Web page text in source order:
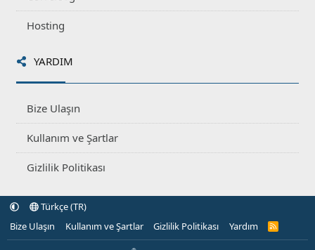
Hosting
YARDIM
Bize Ulaşın
Kullanım ve Şartlar
Gizlilik Politikası
Türkçe (TR)
Bize Ulaşın
Kullanım ve Şartlar Gizlilik Politikası Yardım
R